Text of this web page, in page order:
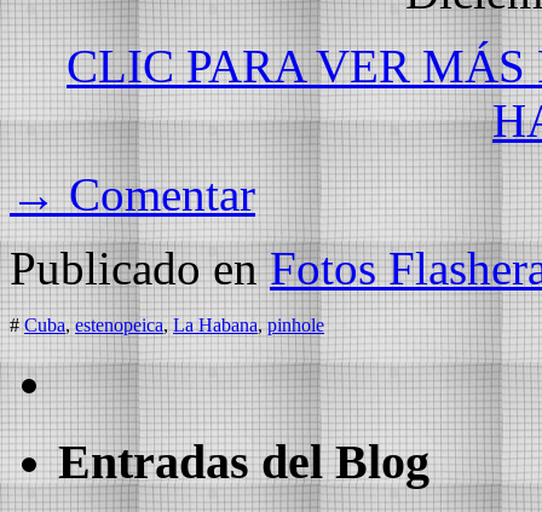
CLIC PARA VER
→ Comentar
Publicado en Fotos
# Cuba,estenopeica,La Habana, pinhole
Entradas del Blog